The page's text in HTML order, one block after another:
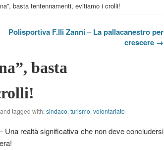
basta tentennamenti, evitiamo i crolli!
Polisportiva F.lli Zanni – La pallacanestro per
crescere →
basta
and tagged with:sindaco, turismo, volontariato
Una realtà significativa che non deve concludersi